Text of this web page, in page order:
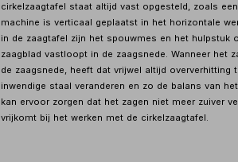
cirkelzaagtafel staat altijd vast opgesteld, zoals
machine is verticaal geplaatst in het horizontale
in de zaagtafel zijn het spouwmes en het hulpstuk
zaagblad vastloopt in de zaagsnede. Wanneer het
de zaagsnede, heeft dat vrijwel altijd oververhitting
inwendige staal veranderen en zo de balans van
kan ervoor zorgen dat het zagen niet meer zuiver
vrijkomt bij het werken met de cirkelzaagtafel.